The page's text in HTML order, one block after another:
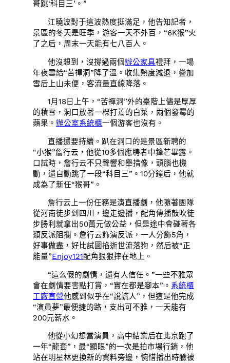
哥跳‘科目三’。”
江曉波對于這波熱度挺滿足，他告知記者，
景區的冬天是旺季，游客一天不外百，“6K猴”火
了之后，周末一天能有七八百人。
他沒想到，沒撐過兩個辦公家具禮拜，一場
年夜雪給“苦禪洞”降了溫。收集熱度減退，疊加
雪后上山未便，客流量直線降落。
1月18日上午，“苦禪洞”外的臺階上儘是厚厚
的積雪，洞口放著一棵打蔫的白菜，兩個發霉的
蘋果。辦公室系統櫃一個游客也沒有。
直播還要持續。趴在洞口的是景區新聘的
“小猴”詹行云，他從10多個應聘者中鋒芒畢露。
口試時，詹行云不只聲響和舉措像，頭腦也機
動，還自動跳了一段“科目三”。10分鐘后，他就
成為了新任“猴哥”。
詹行云上一份任務是演直播劇，他隨著團隊
從河南徒步到四川，邊走邊播，配角傳播鼓吹徒
步勝利就拿出50萬元做公益，但是途中會碰著各
類反派阻攔。詹行云飾演反派，一人分飾5角，
好事做盡，好比試圖掐逝世流落狗，然后被“正
能量”Enjoy121配角狠狠摔在地上。
“這么假的劇情，還有人信任。”一些不雅眾
會在劇情要害點打賞，“實在都是腳本”。 系統櫃
工廠直營他感到似乎在“說謊人”，但這是他完成
“演員夢”最便捷的路，支出可不雅，一天能有
200元薪水。
他從小幻想當演員，高中結業后在北京跑了
一年“龍套”，最“顯眼”的一次是拍市場行銷，他
站在明星林更換新的資料旁邊，惋惜播出時臉被